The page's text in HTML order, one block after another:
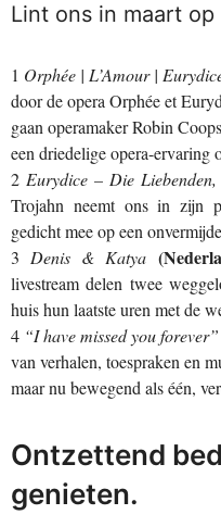
Lint ons in maart
1 Orphée | L’Amour |
door de opera Orphée et
gaan operamaker Robin
een driedelige opera-ervaring
2 Eurydice – Die
Trojahn neemt ons in zijn
gedicht mee op een
3 Denis & Katya
livestream delen twee
huis hun laatste uren met de
4 “I have missed you forever”
van verhalen, toespraken en
maar nu bewegend als één,
Ontzettend
genieten.